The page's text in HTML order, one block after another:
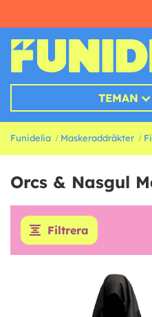
TEMAN
Funidelia Maskeraddräkter
Orcs & Nasgul
Filtrera